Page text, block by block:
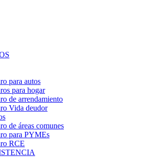
para autos
para hogar
de arrendamiento
Vida deudor
de áreas comunes
para PYMEs
RCE